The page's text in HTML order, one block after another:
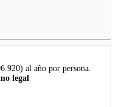
al año por persona.
legal